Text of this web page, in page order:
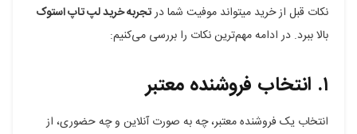
نکات قبل از خرید میتواند موفیت شما درتجربه خرید لپ تاپ استوک
بالا ببرد. در ادامه مهم‌ترین نکات را بررسی می‌کنیم:
۱. انتخاب فروشنده معتبر
انتخاب یک فروشنده معتبر، چه به صورت آنلاین و چه حضوری، از